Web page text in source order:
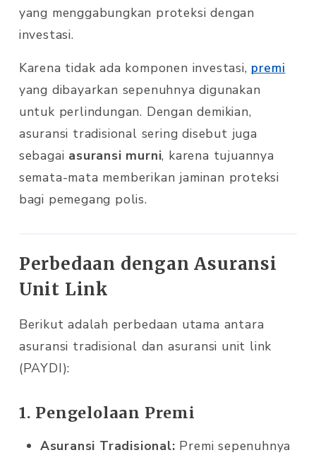
yang menggabungkan proteksi dengan
investasi.
Karena tidak ada komponen investasi, premi
yang dibayarkan sepenuhnya digunakan
untuk perlindungan. Dengan demikian,
asuransi tradisional sering disebut juga
sebagai asuransi murni, karena tujuannya
semata-mata memberikan jaminan proteksi
bagi pemegang polis.
Perbedaan dengan Asuransi
Unit Link
Berikut adalah perbedaan utama antara
asuransi tradisional dan asuransi unit link
(PAYDI):
1. Pengelolaan Premi
Asuransi Tradisional: Premi sepenuhnya